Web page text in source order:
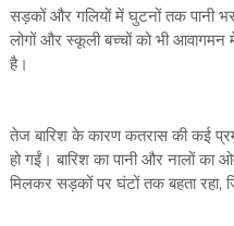
सड़कों और गलियों में घुटनों तक पानी
लोगों और स्कूली बच्चों को भी आवागमन
है।
तेज बारिश के कारण कतरास की कई
हो गईं। बारिश का पानी और नालों का
मिलकर सड़कों पर घंटों तक बहता रहा,